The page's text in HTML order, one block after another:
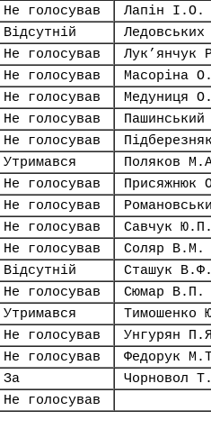
Не голосував Лапін І.О.
Відсутній
Не голосував Лук’янчук
Не голосував Масоріна
Не голосував Медуниця
Не голосував
Не голосував
Утримався Поляков
Не голосував Присяжнюк
Не голосував
Не голосував Савчук Ю.П.
Не голосував Соляр В.М.
Відсутній Сташук В.Ф.
Не голосував Сюмар В.П.
Утримався Тимошенко
Не голосував Унгурян
Не голосував Федорук
За Чорновол
Не голосував